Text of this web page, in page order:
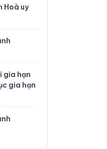
Hoà uy
gia hạn
gia hạn